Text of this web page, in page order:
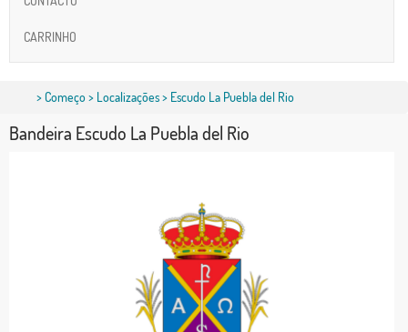
CARRINHO
>Começo> Localizações> Escudo La Puebla del Rio
Bandeira Escudo La Puebla del Rio